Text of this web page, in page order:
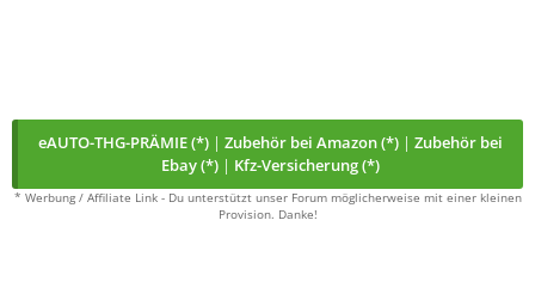
eAUTO-THG-PRÄMIE (*) | Zubehör bei Amazon (*) | Zubehör bei
Ebay (*) | Kfz-Versicherung (*)
* Werbung / Affiliate Link - Du unterstützt unser Forum möglicherweise mit einer kleinen
Provision. Danke!